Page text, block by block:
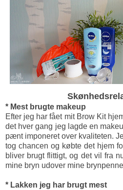
* Mest brugte makeup
Efter jeg har fået mit Brow Kit
det hver gang jeg lagde en
pænt imponeret over kvaliteten.
tog chancen og købte det hjem
bliver brugt flittigt, og det vil fra
mine bryn udover mine
* Lakken jeg har brugt mest